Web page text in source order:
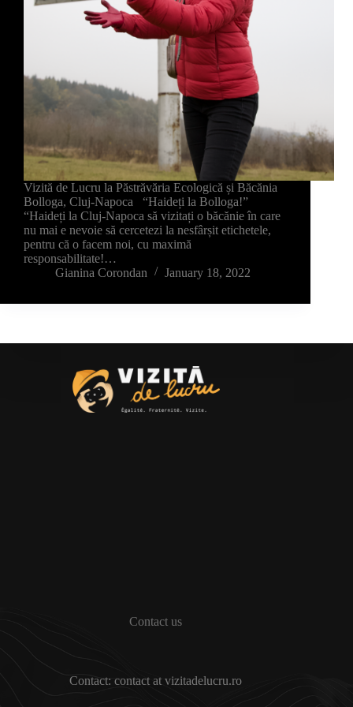
Vizită de Lucru la Păstrăvăria Ecologică și Băcănia
Bolloga, Cluj-Napoca “Haideți la Bolloga!”
“Haideți la Cluj-Napoca să vizitați o băcănie în care
nu mai e nevoie să cercetezi la nesfârșit etichetele,
pentru că o facem noi, cu maximă
responsabilitate!…
Gianina Corondan
January 18, 2022
Contact us
Contact: contact at vizitadelucru.ro